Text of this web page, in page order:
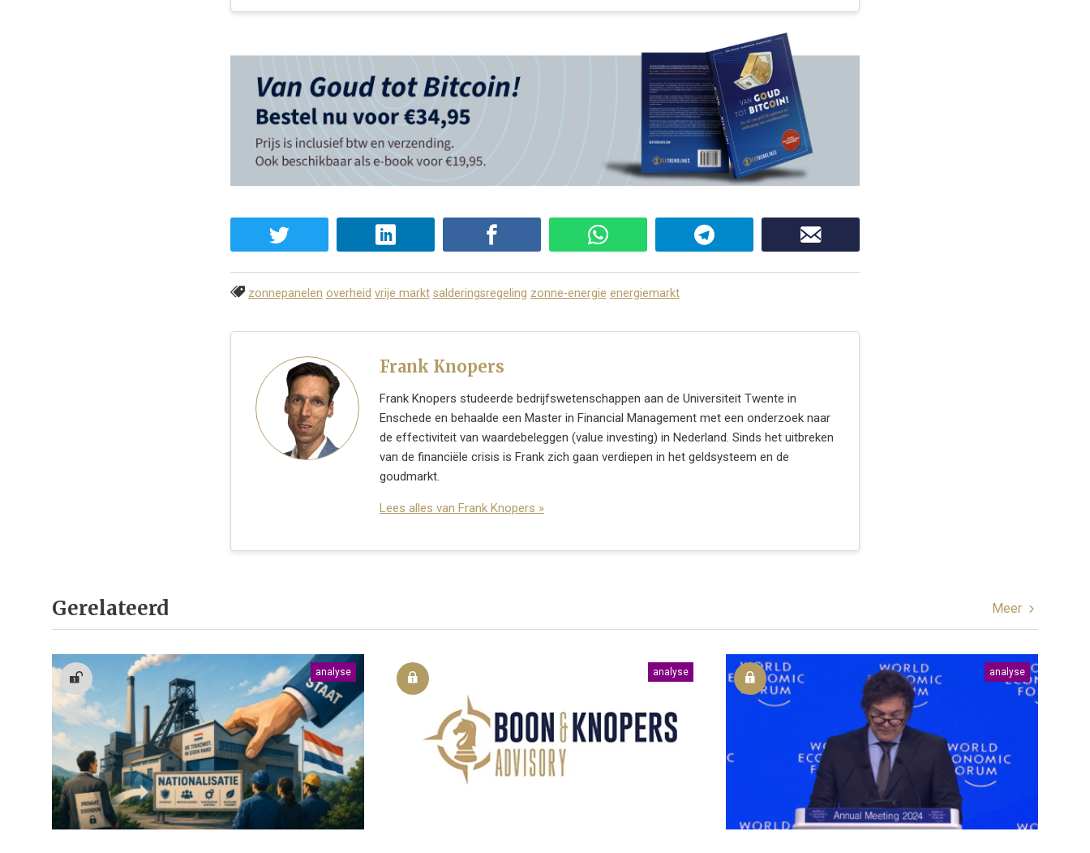
zonnepanelen overheid vrije markt salderingsregeling zonne-energie energiemarkt
Frank Knopers
Frank Knopers studeerde bedrijfswetenschappen aan de Universiteit Twente in
Enschede en behaalde een Master in Financial Management met een onderzoek naar
de effectiviteit van waardebeleggen (value investing) in Nederland. Sinds het uitbreken
van de financiële crisis is Frank zich gaan verdiepen in het geldsysteem en de
goudmarkt.
Lees alles van Frank Knopers »
Gerelateerd Meer
analyse analyse analyse